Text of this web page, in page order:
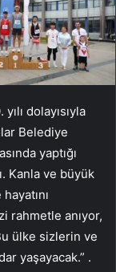
dolayısıyla
Belediye
yaptığı
Kanla ve büyük
rahmetle anıyor,
ülke sizlerin ve
yaşayacak.” .